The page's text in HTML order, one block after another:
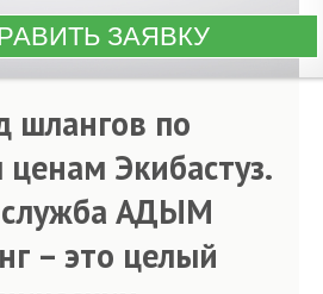
шлангов по
Экибастуз.
служба АДЫМ
– это целый